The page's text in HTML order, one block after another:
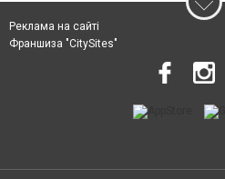
Реклама на сайті
Франшиза "CitySites"